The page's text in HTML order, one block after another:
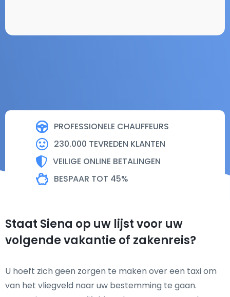
PROFESSIONELE CHAUFFEURS
230.000 TEVREDEN KLANTEN
VEILIGE ONLINE BETALINGEN
BESPAAR TOT 45%
Staat Siena op uw lijst voor uw
volgende vakantie of zakenreis?
U hoeft zich geen zorgen te maken over een taxi om
van het vliegveld naar uw bestemming te gaan.